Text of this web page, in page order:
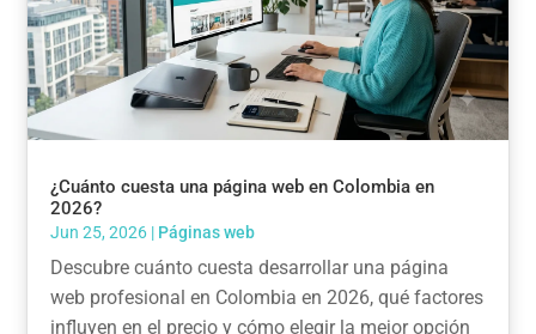
¿Cuánto cuesta una página web en Colombia en
2026?
Jun 25, 2026 | Páginas web
Descubre cuánto cuesta desarrollar una página
web profesional en Colombia en 2026, qué factores
influyen en el precio y cómo elegir la mejor opción